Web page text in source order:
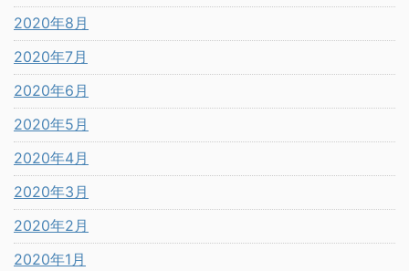
2020年8月
2020年7月
2020年6月
2020年5月
2020年4月
2020年3月
2020年2月
2020年1月